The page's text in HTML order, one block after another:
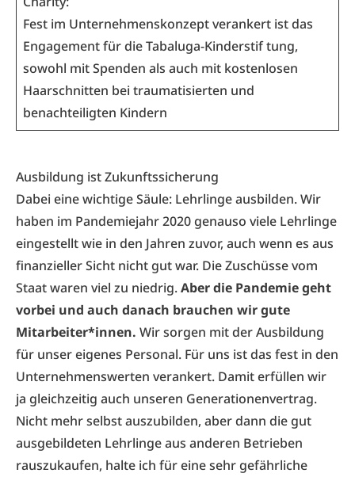
Fest im Unternehmenskonzept verankert ist das
Engagement für die Tabaluga-Kinderstif tung,
sowohl mit Spenden als auch mit kostenlosen
Haarschnitten bei traumatisierten und
benachteiligten Kindern
Ausbildung ist Zukunftssicherung
Dabei eine wichtige Säule: Lehrlinge ausbilden. Wir
haben im Pandemiejahr 2020 genauso viele Lehrlinge
eingestellt wie in den Jahren zuvor, auch wenn es aus
finanzieller Sicht nicht gut war. Die Zuschüsse vom
Staat waren viel zu niedrig.Aber die Pandemie geht
vorbei und auch danach brauchen wir gute
Mitarbeiter*innen. Wir sorgen mit der Ausbildung
für unser eigenes Personal. Für uns ist das fest in den
Unternehmenswerten verankert. Damit erfüllen wir
ja gleichzeitig auch unseren Generationenvertrag.
Nicht mehr selbst auszubilden, aber dann die gut
ausgebildeten Lehrlinge aus anderen Betrieben
rauszukaufen, halte ich für eine sehr gefährliche